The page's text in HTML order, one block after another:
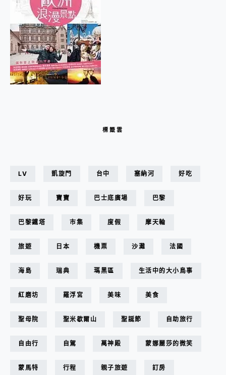
標籤雲
LV 凱旋門 台中 塞納河 好吃
好玩 寶寶 巴士底廣場 巴黎
巴黎鐵塔 市集 度假 摩天輪
旅遊 日本 機票 沙灘 法國
海島 瑞典 瑪黑區 生活中的大小鳥事
紅磨坊 羅浮宮 美味 美食
聖母院 聖米歇爾山 聖誕節 自助旅行
自由行 自駕 萬神殿 蒙娜麗莎的微笑
蒙馬特 行程 親子旅遊 訂房